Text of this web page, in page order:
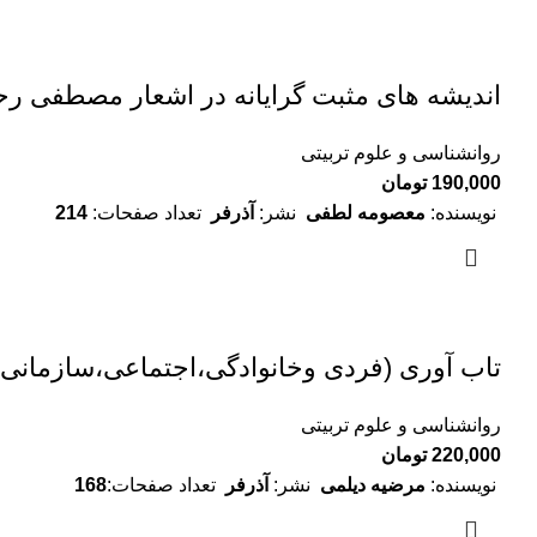
اندیشه های مثبت گرایانه در اشعار مصطفی
روانشناسی و علوم تربیتی
190,000 تومان
نویسنده: معصومه لطفی نشر: آذرفر تعداد صفحات: 214
تاب آوری (فردی
روانشناسی و علوم تربیتی
220,000 تومان
نویسنده: مرضیه دیلمی نشر: آذرفر تعداد صفحات:168